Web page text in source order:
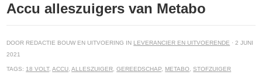
Accu alleszuigers van Metabo
DOOR REDACTIE BOUW EN UITVOERING IN LEVERANCIER EN UITVOERENDE · 2 JUNI
2021
TAGS: 18 VOLT,ACCU,ALLESZUIGER,GEREEDSCHAP, METABO,STOFZUIGER